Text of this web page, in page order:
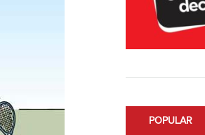
POPULAR